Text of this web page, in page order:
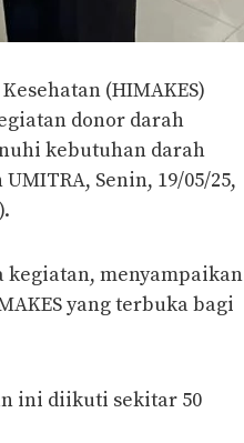
(HIMAKES)
donor darah
kebutuhan darah
Senin, 19/05/25,
menyampaikan
yang terbuka bagi
ini diikuti sekitar 50